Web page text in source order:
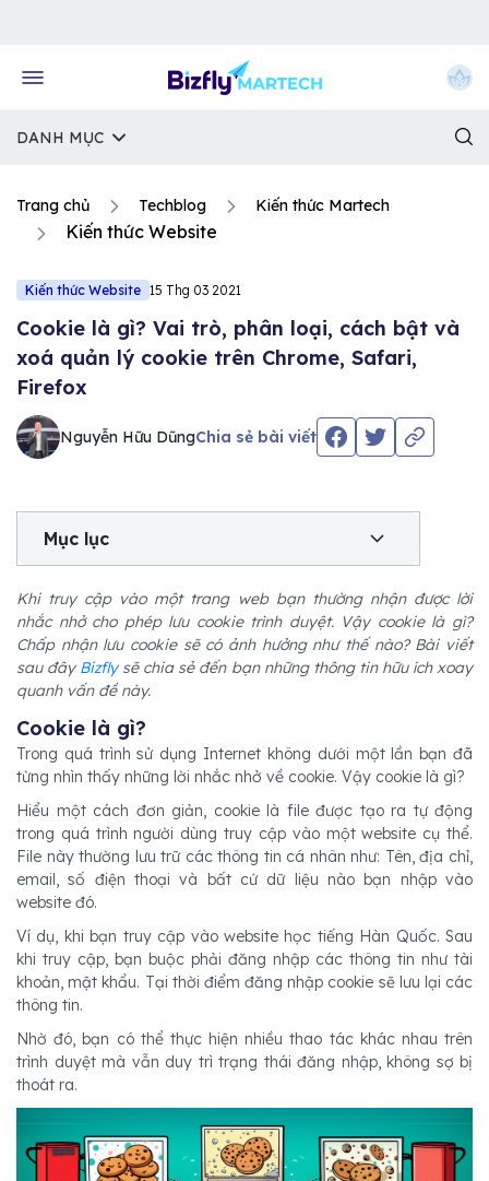
DANH MỤC
Trang chủ Techblog Kiến thức Martech
Kiến thức Website
Kiến thức Website 15 Thg 03 2021
Cookie là gì? Vai trò, phân loại, cách bật và
xoá quản lý cookie trên Chrome, Safari,
Firefox
Nguyễn Hữu DũngChia sẻ bài viết
Mục lục
Khi truy cập vào một trang web bạn thường nhận được lời
nhắc nhở cho phép lưu cookie trình duyệt. Vậy cookie là gì?
Chấp nhận lưu cookie sẽ có ảnh hưởng như thế nào? Bài viết
sau đây Bizflysẽ chia sẻ đến bạn những thông tin hữu ích xoay
quanh vấn đề này.
Cookie là gì?
Trong quá trình sử dụng Internet không dưới một lần bạn đã
từng nhìn thấy những lời nhắc nhở về cookie. Vậy cookie là gì?
Hiểu một cách đơn giản, cookie là file được tạo ra tự động
trong quá trình người dùng truy cập vào một website cụ thể.
File này thường lưu trữ các thông tin cá nhân như: Tên, địa chỉ,
email, số điện thoại và bất cứ dữ liệu nào bạn nhập vào
website đó.
Ví dụ, khi bạn truy cập vào website học tiếng Hàn Quốc. Sau
khi truy cập, bạn buộc phải đăng nhập các thông tin như tài
khoản, mật khẩu. Tại thời điểm đăng nhập cookie sẽ lưu lại các
thông tin.
Nhờ đó, bạn có thể thực hiện nhiều thao tác khác nhau trên
trình duyệt mà vẫn duy trì trạng thái đăng nhập, không sợ bị
thoát ra.